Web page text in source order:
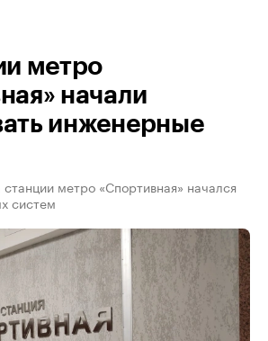
метро
начали
инженерные
метро «Спортивная» начался
систем